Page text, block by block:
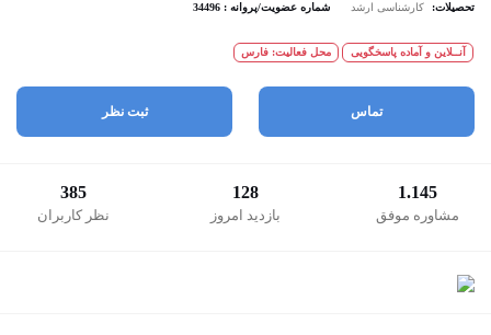
تحصیلات: کارشناسی ارشد شماره عضویت/پروانه : 34496
آنــلاین و آماده پاسخگویی محل فعالیت: فارس
تماس ثبت نظر
1.145
مشاوره موفق
128
بازدید امروز
385
نظر کاربران